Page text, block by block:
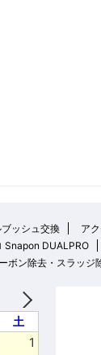
ッシュ交換 ア
Snapon DUALPRO
ン除去・スラッジ
土
1